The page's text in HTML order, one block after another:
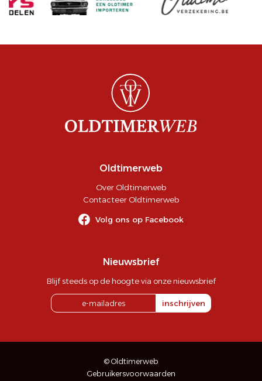
Oldtimerweb
Over Oldtimerweb
Contacteer Oldtimerweb
Volg ons op Facebook
Nieuwsbrief
Blijf steeds op de hoogte via onze nieuwsbrief
inschrijven
© Oldtimerweb
Gebruikersvoorwaarden